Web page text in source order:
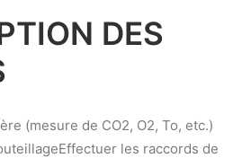
DES
(mesure de CO2, O2, To, etc.)
les raccords de